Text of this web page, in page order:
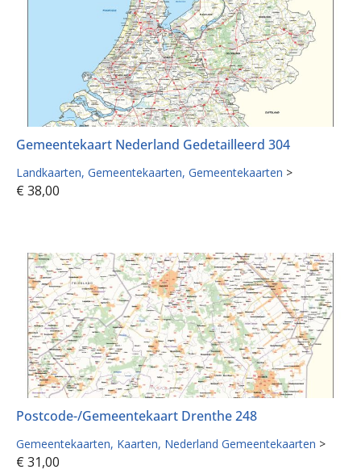
Gemeentekaart Nederland Gedetailleerd 304
Landkaarten Gemeentekaarten Gemeentekaarten >
€ 38,00
Postcode-/Gemeentekaart Drenthe 248
Gemeentekaarten Kaarten Nederland Gemeentekaarten >
€ 31,00